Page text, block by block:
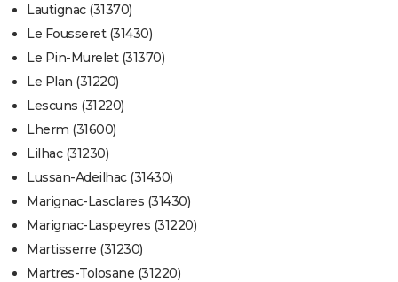
Lautignac (31370)
Le Fousseret (31430)
Le Pin-Murelet (31370)
Le Plan (31220)
Lescuns (31220)
Lherm (31600)
Lilhac (31230)
Lussan-Adeilhac (31430)
Marignac-Lasclares (31430)
Marignac-Laspeyres (31220)
Martisserre (31230)
Martres-Tolosane (31220)